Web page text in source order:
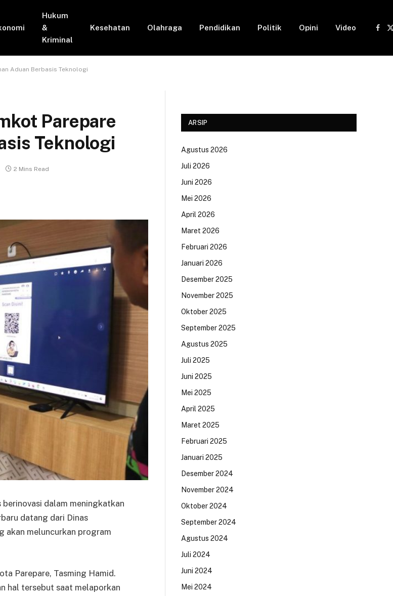
Hukum
&
Kriminal
Kesehatan Olahraga Pendidikan Politik Opini Video
Aduan Berbasis Teknologi
Parepare
Teknologi
2 Mins Read
dalam meningkatkan
datang dari Dinas
akan meluncurkan program
Parepare, Tasming Hamid.
hal tersebut saat melaporkan
ARSIP
Agustus 2026
Juli 2026
Juni 2026
Mei 2026
April 2026
Maret 2026
Februari 2026
Januari 2026
Desember 2025
November 2025
Oktober 2025
September 2025
Agustus 2025
Juli 2025
Juni 2025
Mei 2025
April 2025
Maret 2025
Februari 2025
Januari 2025
Desember 2024
November 2024
Oktober 2024
September 2024
Agustus 2024
Juli 2024
Juni 2024
Mei 2024